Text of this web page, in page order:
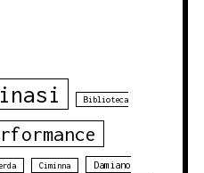
Biblioteca
Ciminna Damiano